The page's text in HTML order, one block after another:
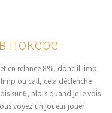
покере
en relance 8%, donc il limp
ou call, cela déclenche
sur 6, alors quand je le vois
voyez un joueur jouer